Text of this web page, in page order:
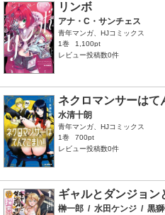
リンボ
アナ・C・サンチェス
青年マンガ、HJコミックス
1巻
1,100pt
レビュー投稿数0件
ネクロマンサーはて
水清十朗
青年マンガ、HJコミックス
1巻
700pt
レビュー投稿数0件
ギャルとダンジョン
榊一郎 / 水田ケンジ / 黒